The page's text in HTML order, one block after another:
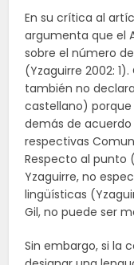
En su crítica al
argumenta que el
sobre el número
(Yzaguirre 2002:
también no
castellano) porque
demás de
respectivas
Respecto al punto
Yzaguirre, no
lingüísticas
Gil, no puede ser
Sin embargo, si la